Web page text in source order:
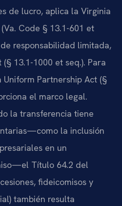
de lucro, aplica la Virginia
Code § 13.1-601 et
responsabilidad limitada,
13.1-1000 et seq.). Para
Partnership Act (§
el marco legal.
la transferencia tiene
la inclusión
en un
Título 64.2 del
fideicomisos y
también resulta